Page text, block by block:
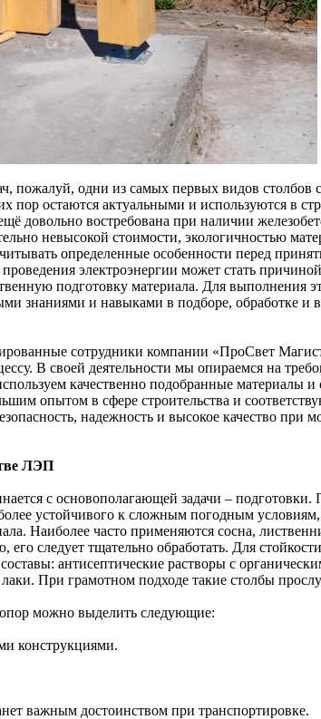
пожалуй, одни из самых первых видов столбов
пор остаются актуальными и используются в
довольно востребована при наличии
невысокой стоимости, экологичностью
определенные особенности перед
электроэнергии может стать
подготовку материала. Для выполнения
знаниями и навыками в подборе, обработке и
сотрудники компании «ПроСвет
В своей деятельности мы опираемся на
качественно подобранные материалы и
опытом в сфере строительства и
надежность и высокое качество при
ЛЭП
с основополагающей задачи – подготовки.
устойчивого к сложным погодным
Наиболее часто применяются сосна,
следует тщательно обработать. Для
антисептические растворы с
При грамотном подходе такие столбы
можно выделить следующие:
конструкциями.
важным достоинством при транспортировке.